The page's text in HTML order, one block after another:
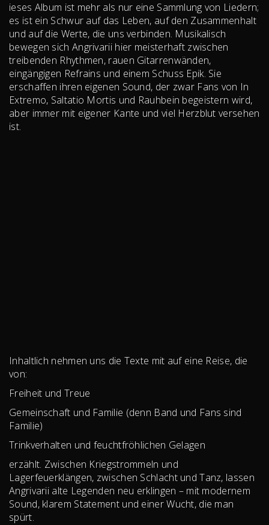
ieses Album ist mehr als nur eine Sammlung von Liedern;
es ist ein Schwur auf das Leben, auf den Zusammenhalt
und auf die Werte, die uns verbinden. Musikalisch
bewegen sich Angrivarii hier meisterhaft zwischen
treibenden Rhythmen, rauen Gitarrenwänden,
eingängigen Refrains und einem Schuss Epik. Sie
erschaffen ihren eigenen Sound, der zwar Fans von In
Extremo, Saltatio Mortis und Rauhbein begeistern wird,
aber immer mit eigener Kante und viel Herzblut versehen
ist.
Inhaltlich nehmen uns die Texte mit auf eine Reise, die
von:
Freiheit und Treue
Gemeinschaft und Familie (denn Band und Fans sind
Familie)
Trinkverhalten und feuchtfröhlichen Gelagen
erzählt. Zwischen Kriegstrommeln und
Lagerfeuerklängen, zwischen Schlacht und Tanz, lassen
Angrivarii alte Legenden neu erklingen – mit modernem
Sound, klarem Statement und einer Wucht, die man
spürt.